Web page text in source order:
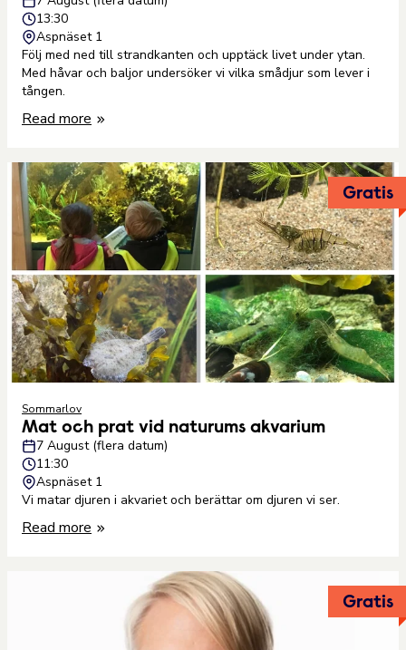
13:30
Aspnäset 1
Följ med ned till strandkanten och upptäck livet under ytan.
Med håvar och baljor undersöker vi vilka smådjur som lever i
tången.
Read more
Gratis
Sommarlov
Mat och prat vid naturums akvarium
7 August (flera datum)
11:30
Aspnäset 1
Vi matar djuren i akvariet och berättar om djuren vi ser.
Read more
Gratis